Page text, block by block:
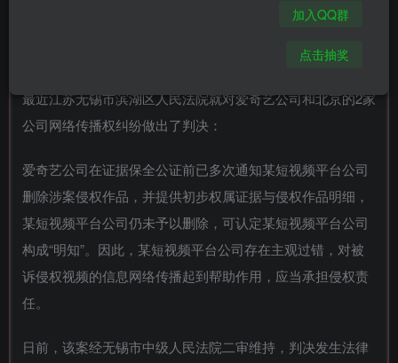
赔偿百万：全国首例短视频短算法侵权生效 短视频 版权侵权
最近江苏无锡市滨湖区人民法院就对爱奇艺公司和北京的2家
公司网络传播权纠纷做出了判决：
爱奇艺公司在证据保全公证前已多次通知某短视频平台公司
删除涉案侵权作品，并提供初步权属证据与侵权作品明细，
某短视频平台公司仍未予以删除，可认定某短视频平台公司
构成“明知”。因此，某短视频平台公司存在主观过错，对被
诉侵权视频的信息网络传播起到帮助作用，应当承担侵权责
任。
日前，该案经无锡市中级人民法院二审维持，判决发生法律
加入QQ群
点击抽奖